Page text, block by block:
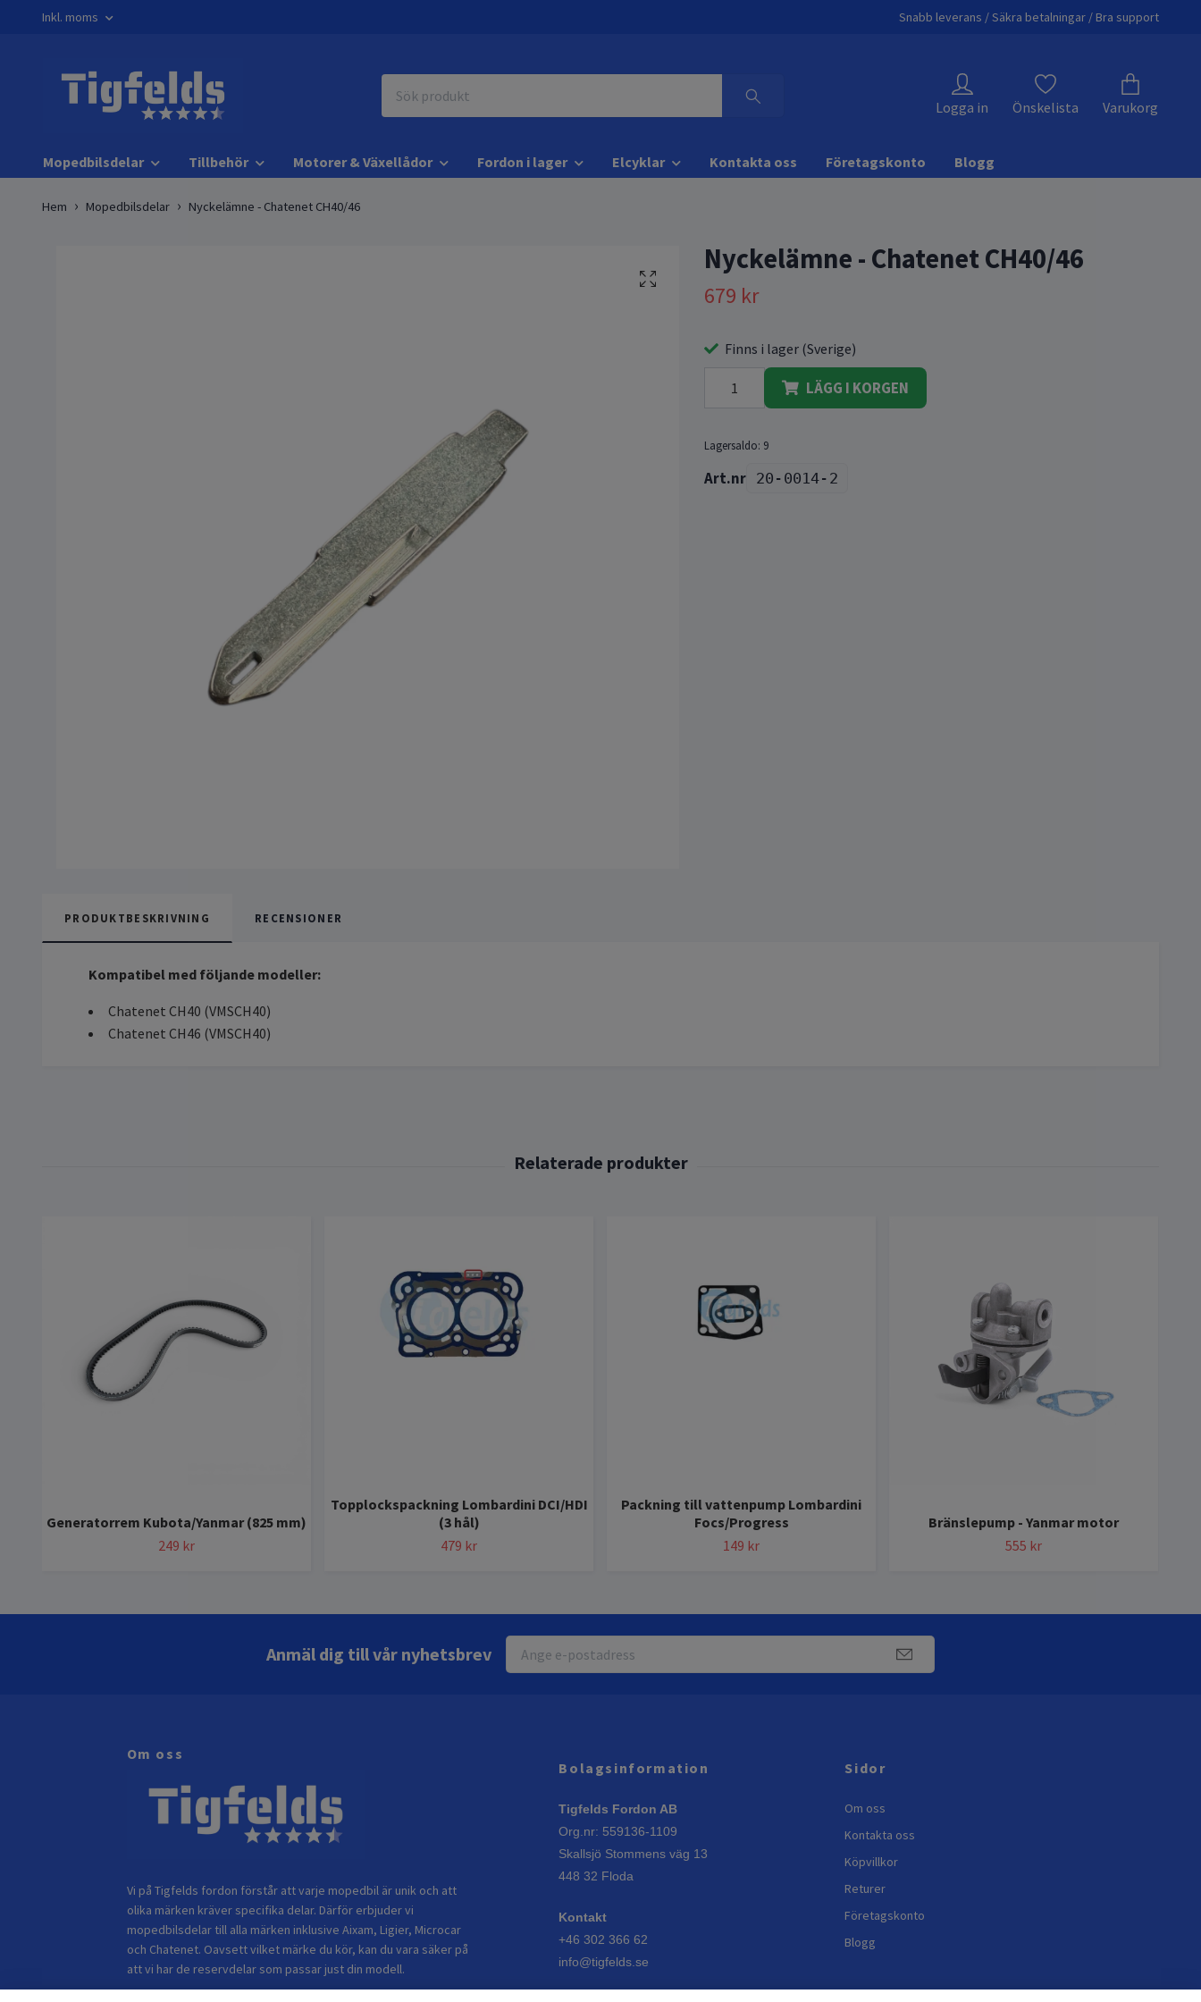
Inkl. moms Snabb leverans / Säkra betalningar / Bra support
Logga in Önskelista Varukorg
Mopedbilsdelar Tillbehör Motorer & Växellådor Fordon i lager Elcyklar Kontakta oss Företagskonto Blogg
Hem Mopedbilsdelar Nyckelämne - Chatenet CH40/46
Nyckelämne - Chatenet CH40/46
679 kr
Finns i lager (Sverige)
LÄGG I KORGEN
Lagersaldo: 9
20-0014-2
PRODUKTBESKRIVNING RECENSIONER
Kompatibel med följande modeller:
Chatenet CH40 (VMSCH40)
Chatenet CH46 (VMSCH40)
Generatorrem Kubota/Yanmar (825 mm)
249 kr
Topplockspackning Lombardini DCI/HDI
(3 hål)
479 kr
Packning till vattenpump Lombardini
Focs/Progress
149 kr
Bränslepump - Yanmar motor
555 kr
Anmäl dig till vår nyhetsbrev
Om oss
Vi på Tigfelds fordon förstår att varje mopedbil är unik och att
olika märken kräver specifika delar. Därför erbjuder vi
mopedbilsdelar till alla märken inklusive Aixam, Ligier, Microcar
och Chatenet. Oavsett vilket märke du kör, kan du vara säker på
att vi har de reservdelar som passar just din modell.
Bolagsinformation
Tigfelds Fordon AB
Org.nr: 559136-1109
Skallsjö Stommens väg 13
448 32 Floda
Kontakt
+46 302 366 62
info@tigfelds.se
Sidor
Om oss
Kontakta oss
Köpvillkor
Returer
Företagskonto
Blogg